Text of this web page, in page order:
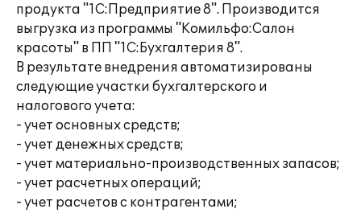
продукта "1С:Предприятие 8". Производится
выгрузка из программы "Комильфо:Салон
красоты" в ПП "1С:Бухгалтерия 8".
В результате внедрения автоматизированы
следующие участки бухгалтерского и
налогового учета:
- учет основных средств;
- учет денежных средств;
- учет материально-производственных запасов;
- учет расчетных операций;
- учет расчетов с контрагентами;